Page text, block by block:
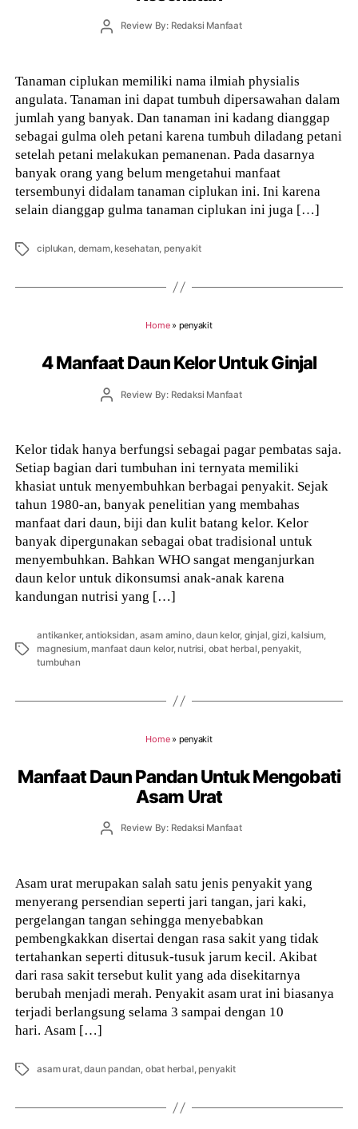
PostReview By: Redaksi Manfaat
Tanaman ciplukan memiliki nama ilmiah physialis
angulata. Tanaman ini dapat tumbuh dipersawahan dalam
jumlah yang banyak. Dan tanaman ini kadang dianggap
sebagai gulma oleh petani karena tumbuh diladang petani
setelah petani melakukan pemanenan. Pada dasarnya
banyak orang yang belum mengetahui manfaat
tersembunyi didalam tanaman ciplukan ini. Ini karena
selain dianggap gulma tanaman ciplukan ini juga […]
Tags ciplukan, demam, kesehatan, penyakit
Home» penyakit
4 Manfaat Daun Kelor Untuk Ginjal
PostReview By: Redaksi Manfaat
Kelor tidak hanya berfungsi sebagai pagar pembatas saja.
Setiap bagian dari tumbuhan ini ternyata memiliki
khasiat untuk menyembuhkan berbagai penyakit. Sejak
tahun 1980-an, banyak penelitian yang membahas
manfaat dari daun, biji dan kulit batang kelor. Kelor
banyak dipergunakan sebagai obat tradisional untuk
menyembuhkan. Bahkan WHO sangat menganjurkan
daun kelor untuk dikonsumsi anak-anak karena
kandungan nutrisi yang […]
Tags
antikanker,antioksidan, asam amino,daun kelor, ginjal,gizi, kalsium,
magnesium,manfaat daun kelor,nutrisi, obat herbal,penyakit,
tumbuhan
Home» penyakit
Manfaat Daun Pandan Untuk Mengobati
Asam Urat
PostReview By: Redaksi Manfaat
Asam urat merupakan salah satu jenis penyakit yang
menyerang persendian seperti jari tangan, jari kaki,
pergelangan tangan sehingga menyebabkan
pembengkakkan disertai dengan rasa sakit yang tidak
tertahankan seperti ditusuk-tusuk jarum kecil. Akibat
dari rasa sakit tersebut kulit yang ada disekitarnya
berubah menjadi merah. Penyakit asam urat ini biasanya
terjadi berlangsung selama 3 sampai dengan 10
hari. Asam […]
Tags asam urat,daun pandan, obat herbal,penyakit